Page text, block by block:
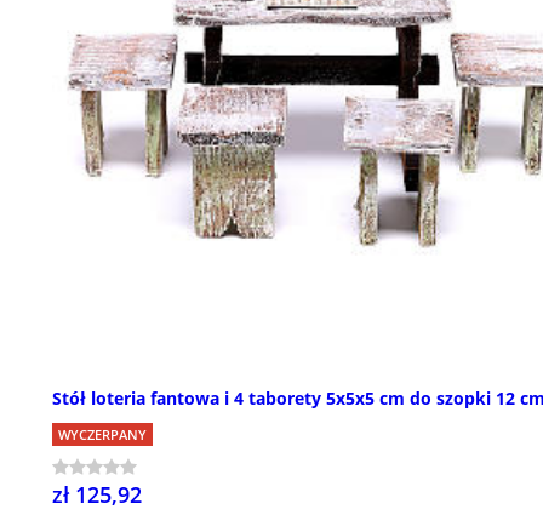
Stół loteria fantowa i 4 taborety 5x5x5 cm do szopki 12
WYCZERPANY
zł 125,92